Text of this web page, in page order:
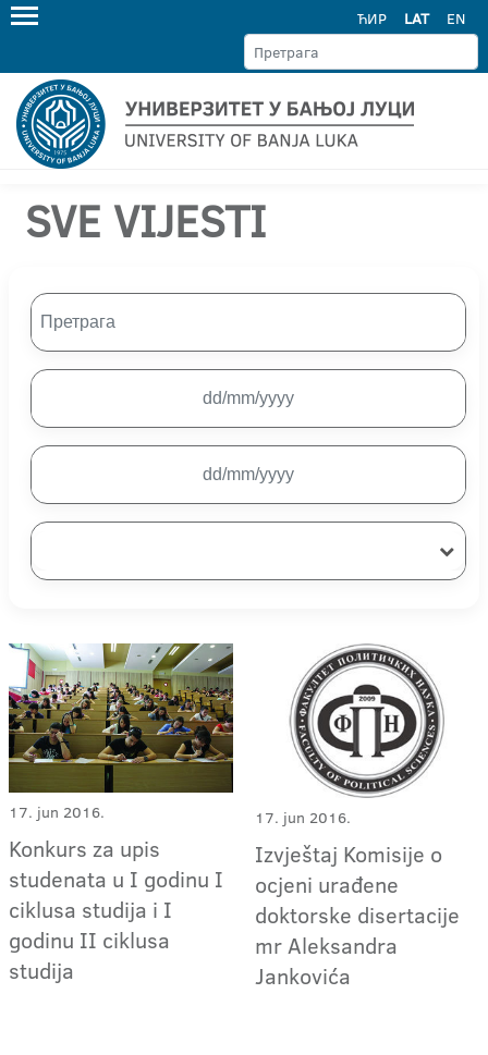
ЋИР LAT EN
SVE VIJESTI
17. jun 2016.
Konkurs za upis
studenata u I godinu I
ciklusa studija i I
godinu II ciklusa
studija
17. jun 2016.
Izvještaj Komisije o
ocjeni urađene
doktorske disertacije
mr Aleksandra
Jankovića